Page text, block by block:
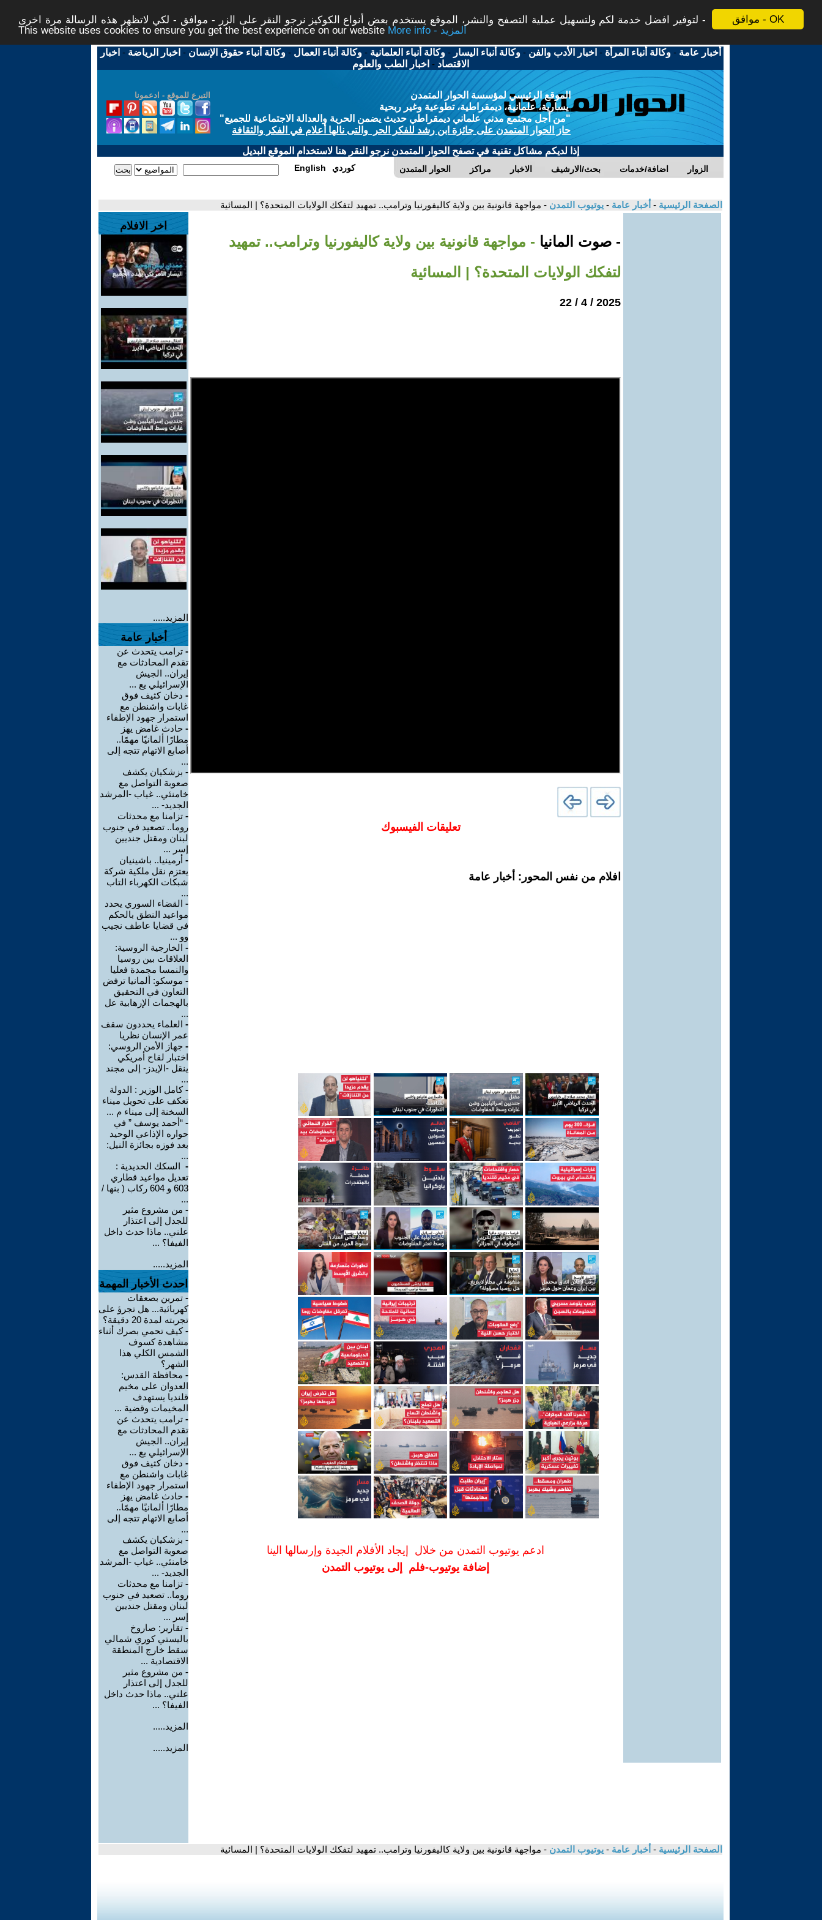
موافق - OK
لتوفير افضل خدمة لكم ولتسهيل عملية التصفح والنشر، الموقع يستخدم بعض أنواع الكوكيز نرجو النقر على الزر - موافق - لكي لاتظهر هذه الرسالة مرة اخرى -
This website uses cookies to ensure you get the best experience on our website
More info - المزيد
أخبار عامة -وكالة أنباء المرأة - اخبار الأدب والفن -وكالة أنباء اليسار -وكالة أنباء العلمانية -وكالة أنباء العمال -وكالة أنباء حقوق الإنسان - اخبار الرياضة - اخبار
الاقتصاد - اخبار الطب والعلوم
التبرع للموقع - ادعمونا
الموقع الرئيسي لمؤسسة الحوار المتمدن
يسارية، علمانية، ديمقراطية، تطوعية وغير ربحية
"من أجل مجتمع مدني علماني ديمقراطي حديث يضمن الحرية والعدالة الاجتماعية للجميع"
حاز الحوار المتمدن على جائزة ابن رشد للفكر الحر والتى نالها أعلام في الفكر والثقافة
إذا لديكم مشاكل تقنية في تصفح الحوار المتمدن نرجو النقر هنا لاستخدام الموقع البديل
الحوار المتمدن مراكز الاخبار بحث/الارشيف اضافة/خدمات الزوار English كوردي
الصفحة الرئيسية - أخبار عامة - يوتيوب التمدن - مواجهة قانونية بين ولاية كاليفورنيا وترامب.. تمهيد لتفكك الولايات المتحدة؟ | المسائية
- صوت المانيا - مواجهة قانونية بين ولاية كاليفورنيا وترامب.. تمهيد
لتفكك الولايات المتحدة؟ | المسائية
2025 / 4 / 22
تعليقات الفيسبوك
افلام من نفس المحور: أخبار عامة
ادعم يوتيوب التمدن من خلال إيجاد الأفلام الجيدة وإرسالها الينا
إضافة يوتيوب-فلم إلى يوتيوب التمدن
اخر الافلام
المزيد.....
أخبار عامة
- ترامب يتحدث عن
تقدم المحادثات مع
إيران.. الجيش
الإسرائيلي يع ...
- دخان كثيف فوق
غابات واشنطن مع
استمرار جهود الإطفاء
- حادث غامض يهز
مطارًا ألمانيًا مهمًا..
أصابع الاتهام تتجه إلى
...
- بزشكيان يكشف
صعوبة التواصل مع
خامنئي.. غياب -المرشد
الجديد- ...
- تزامنا مع محدثات
روما.. تصعيد في جنوب
لبنان ومقتل جنديين
إسر ...
- أرمينيا.. باشينيان
يعتزم نقل ملكية شركة
شبكات الكهرباء التاب
...
- القضاء السوري يحدد
مواعيد النطق بالحكم
في قضايا عاطف نجيب
وو ...
- الخارجية الروسية:
العلاقات بين روسيا
والنمسا مجمدة فعليا
- موسكو: ألمانيا ترفض
التعاون في التحقيق
بالهجمات الإرهابية عل
...
- العلماء يحددون سقف
عمر الإنسان نظريا
- جهاز الأمن الروسي:
اختبار لقاح أمريكي
ينقل -الإيدز- إلى مجند
...
-كامل الوزير : الدولة
تعكف على تحويل ميناء
السخنة إلى ميناء م ...
- “أحمد يوسف ” في
حواره الإذاعي الوحيد
بعد فوزه بجائزة النيل:
...
- السكك الحديدية :
تعديل مواعيد قطاري
603 و 604 ركاب ( بنها /
...
- من مشروع مثير
للجدل إلى اعتذار
علني.. ماذا حدث داخل
الفيفا؟ ...
المزيد.....
احدث الأخبار المهمة
- تمرين بصعقات
كهربائية... هل تجرؤ على
تجربته لمدة 20 دقيقة؟
-كيف تحمي بصرك أثناء
مشاهدة كسوف
الشمس الكلي هذا
الشهر؟
- محافظة القدس:
العدوان على مخيم
قلنديا يستهدف
المخيمات وقضية ...
- ترامب يتحدث عن
تقدم المحادثات مع
إيران.. الجيش
الإسرائيلي يع ...
- دخان كثيف فوق
غابات واشنطن مع
استمرار جهود الإطفاء
- حادث غامض يهز
مطارًا ألمانيًا مهمًا..
أصابع الاتهام تتجه إلى
...
- بزشكيان يكشف
صعوبة التواصل مع
خامنئي.. غياب -المرشد
الجديد- ...
- تزامنا مع محدثات
روما.. تصعيد في جنوب
لبنان ومقتل جنديين
إسر ...
- تقارير: صاروخ
باليستي كوري شمالي
سقط خارج المنطقة
الاقتصادية ...
- من مشروع مثير
للجدل إلى اعتذار
علني.. ماذا حدث داخل
الفيفا؟ ...
المزيد.....
المزيد.....
الصفحة الرئيسية - أخبار عامة - يوتيوب التمدن - مواجهة قانونية بين ولاية كاليفورنيا وترامب.. تمهيد لتفكك الولايات المتحدة؟ | المسائية